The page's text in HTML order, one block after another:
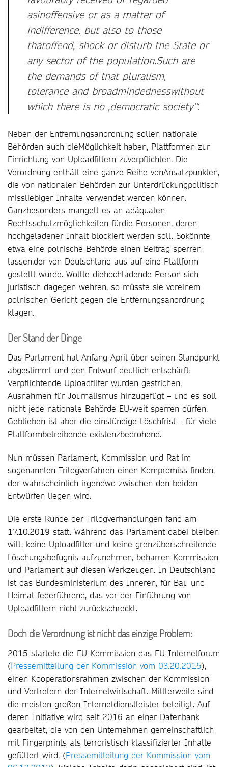
asinoffensive or as a matter of
indifference, but also to those
thatoffend, shock or disturb the State or
any sector of the population.Such are
the demands of that pluralism,
tolerance and broadmindednesswithout
which there is no ‚democratic society‘“.
Neben der Entfernungsanordnung sollen nationale
Behörden auch dieMöglichkeit haben, Plattformen zur
Einrichtung von Uploadfiltern zuverpflichten. Die
Verordnung enthält eine ganze Reihe vonAnsatzpunkten,
die von nationalen Behörden zur Unterdrückungpolitisch
missliebiger Inhalte verwendet werden können.
Ganzbesonders mangelt es an adäquaten
Rechtsschutzmöglichkeiten fürdie Personen, deren
hochgeladener Inhalt blockiert werden soll. Sokönnte
etwa eine polnische Behörde einen Beitrag sperren
lassen,der von Deutschland aus auf eine Plattform
gestellt wurde. Wollte diehochladende Person sich
juristisch dagegen wehren, so müsste sie voreinem
polnischen Gericht gegen die Entfernungsanordnung
klagen.
Der Stand der Dinge
Das Parlament hat Anfang April über seinen Standpunkt
abgestimmt und den Entwurf deutlich entschärft:
Verpflichtende Uploadfilter wurden gestrichen,
Ausnahmen für Journalismus hinzugefügt – und es soll
nicht jede nationale Behörde EU-weit sperren dürfen.
Geblieben ist aber die einstündige Löschfrist – für viele
Plattformbetreibende existenzbedrohend.
Nun müssen Parlament, Kommission und Rat im
sogenannten Trilogverfahren einen Kompromiss finden,
der wahrscheinlich irgendwo zwischen den beiden
Entwürfen liegen wird.
Die erste Runde der Trilogverhandlungen fand am
17.10.2019 statt. Während das Parlament dabei bleiben
will, keine Uploadfilter und keine grenzüberschreitende
Löschungsbefugnis aufzunehmen, beharren Kommission
und Parlament auf diesen Werkzeugen. In Deutschland
ist das Bundesministerium des Inneren, für Bau und
Heimat federführend, das vor der Einführung von
Uploadfiltern nicht zurückschreckt.
Doch die Verordnung ist nicht das einzige Problem:
2015 startete die EU-Kommission das EU-Internetforum
(Pressemitteilung der Kommission vom 03.20.2015),
einen Kooperationsrahmen zwischen der Kommission
und Vertretern der Internetwirtschaft. Mittlerweile sind
die meisten großen Internetdienstleister beteiligt. Auf
deren Initiative wird seit 2016 an einer Datenbank
gearbeitet, die von den Unternehmen gemeinschaftlich
mit Fingerprints als terroristisch klassifizierter Inhalte
gefüttert wird, (Pressemitteilung der Kommission vom